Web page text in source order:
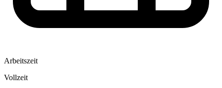
Arbeitszeit
Vollzeit